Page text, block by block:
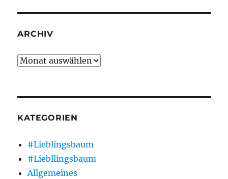
ARCHIV
Archiv
KATEGORIEN
#Lieblingsbaum
#Liebllingsbaum
Allgemeines